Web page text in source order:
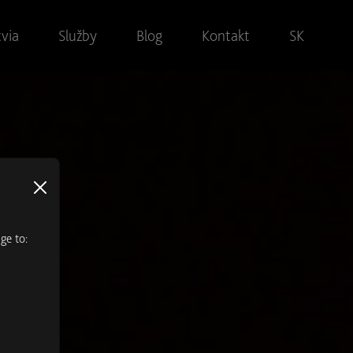
Služby Blog Kontakt SK
to: